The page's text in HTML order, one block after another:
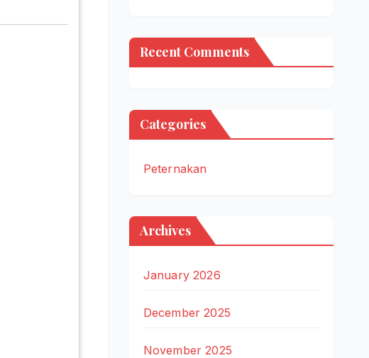
Recent Comments
Categories
Peternakan
Archives
January 2026
December 2025
November 2025